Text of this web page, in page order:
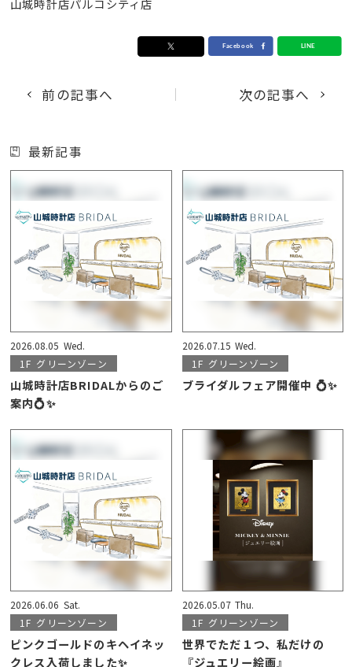
前の記事へ 次の記事へ
最新記事
2026.08.05 Wed.
1F グリーンゾーン
山城時計店BRIDALからのご
案内💍✨
2026.07.15 Wed.
1F グリーンゾーン
ブライダルフェア開催中 💍✨
2026.06.06 Sat.
1F グリーンゾーン
ピンクゴールドのキヘイネッ
クレス入荷しました✨
2026.05.07 Thu.
1F グリーンゾーン
世界でただ１つ、私だけの
『ジュエリー絵画』